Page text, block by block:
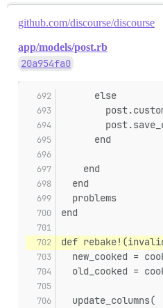
github.com/discourse/discourse
app/models/post.rb
20a954fa0
      else
      end
    end
  end
  problems
end
def
new_cooked =
old_cooked =
  update_columns(